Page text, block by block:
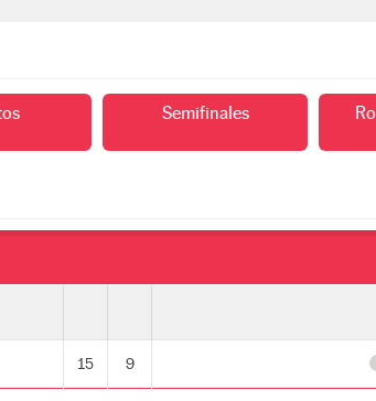
Semifinales
15 9